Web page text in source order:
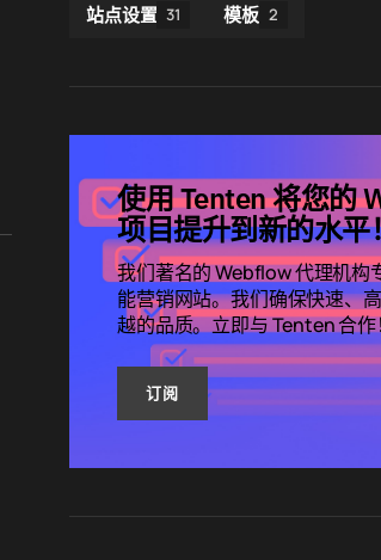
站点设置 31 模板 2
使用 Tenten 将您的
项目提升到新的水平
我们著名的 Webflow 代理机构
能营销网站。我们确保快速、
越的品质。立即与 Tenten 合作
订阅